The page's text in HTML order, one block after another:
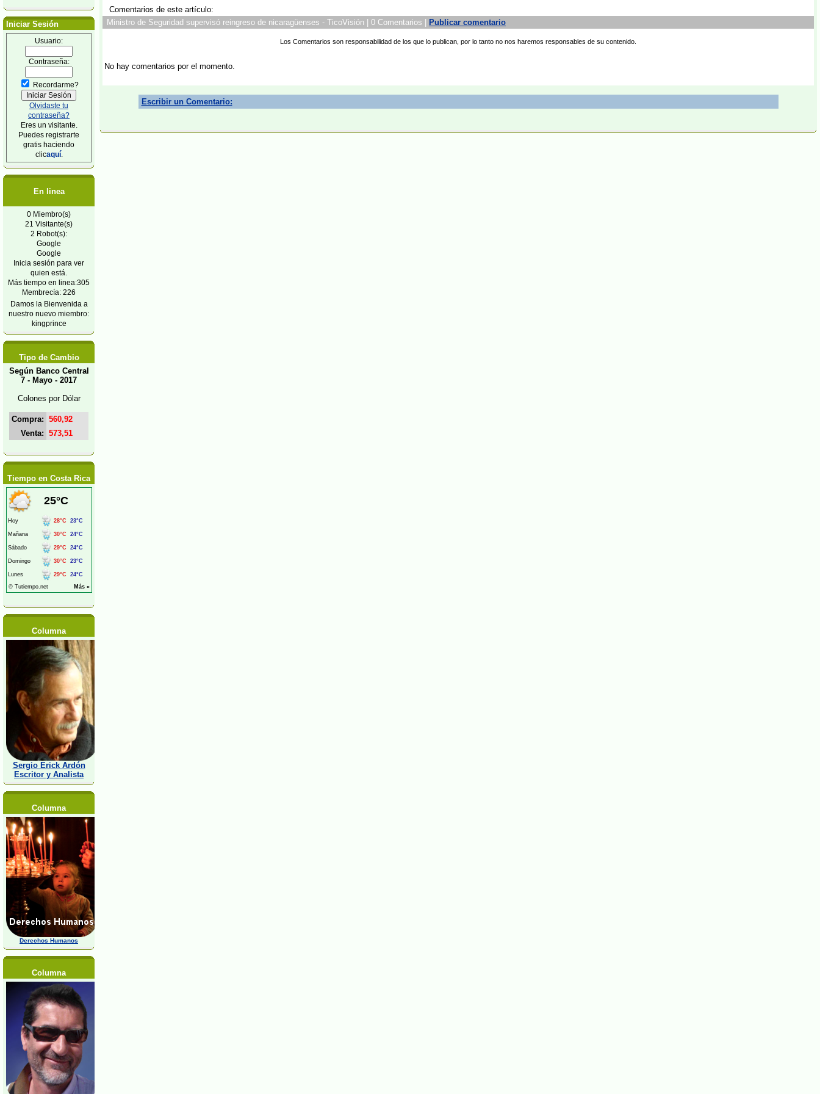
Iniciar Sesión
Usuario:
Contraseña:
Recordarme?
Olvidaste tu
contraseña?
Eres un visitante.
Puedes registrarte
gratis haciendo
clicaquí.
En linea
0 Miembro(s)
21 Visitante(s)
2 Robot(s):
Google
Google
Inicia sesión para ver
quien está.
Más tiempo en linea:305
Membrecía: 226
Damos la Bienvenida a
nuestro nuevo miembro:
kingprince
Tipo de Cambio
Según Banco Central
7 - Mayo - 2017
Colones por Dólar
Compra: 560,92
Venta: 573,51
Tiempo en Costa Rica
Columna
Sergio Erick Ardón
Escritor y Analista
Columna
Derechos Humanos
Columna
Comentarios de este artículo:
Ministro de Seguridad supervisó reingreso de nicaragüenses - TicoVisión | 0 Comentarios |
Publicar comentario
Los Comentarios son responsabilidad de los que lo publican, por lo tanto no nos haremos responsables de su contenido.
No hay comentarios por el momento.
Escribir un Comentario: